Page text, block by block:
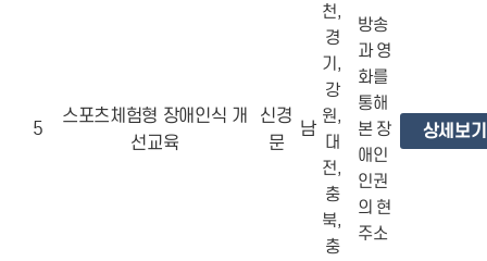
5
스포츠체험형 장애인식 개
선교육
신경
문
남
천,
경
기,
강
원,
대
전,
충
북,
충
방송
과 영
화를
통해
본 장
애인
인권
의 현
주소
상세보기